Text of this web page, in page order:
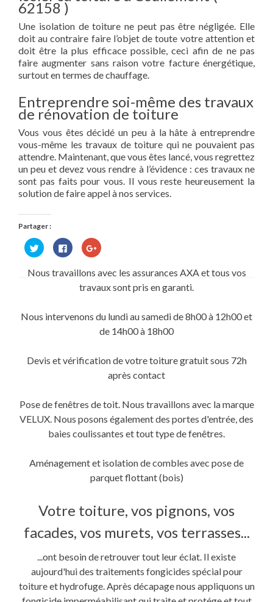
62158 )
Une isolation de toiture ne peut pas être négligée. Elle
doit au contraire faire l’objet de toute votre attention et
doit être la plus efficace possible, ceci afin de ne pas
faire augmenter sans raison votre facture énergétique,
surtout en termes de chauffage.
Entreprendre soi-même des travaux
de rénovation de toiture
Vous vous êtes décidé un peu à la hâte à entreprendre
vous-même les travaux de toiture qui ne pouvaient pas
attendre. Maintenant, que vous êtes lancé, vous regrettez
un peu et devez vous rendre à l’évidence : ces travaux ne
sont pas faits pour vous. Il vous reste heureusement la
solution de faire appel à nos services.
Partager :
Cliquez
pour
partager
Twitter(ouvre
Cliquez
pour
partager
sur
Facebook(ouvre
dans
une
Cliquez
pour
Google+
dans
fenêtre)
Nous travaillons avec les assurances AXA et tous vos
travaux sont pris en garanti.
Nous intervenons du lundi au samedi de 8h00 à 12h00 et
de 14h00 à 18h00
Devis et vérification de votre toiture gratuit sous 72h
après contact
Pose de fenêtres de toit. Nous travaillons avec la marque
VELUX. Nous posons également des portes d'entrée, des
baies coulissantes et tout type de fenêtres.
Aménagement et isolation de combles avec pose de
parquet flottant (bois)
Votre toiture, vos pignons, vos
facades, vos murets, vos terrasses...
...ont besoin de retrouver tout leur éclat. Il existe
aujourd'hui des traitements fongicides spécial pour
toiture et hydrofuge. Après décapage nous appliquons un